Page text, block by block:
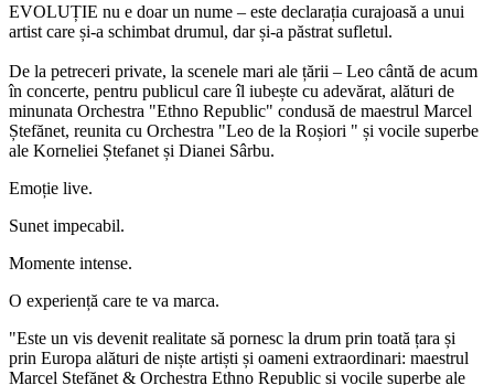
EVOLUȚIE nu e doar un nume – este declarația curajoasă a unui
artist care și-a schimbat drumul, dar și-a păstrat sufletul.
De la petreceri private, la scenele mari ale țării – Leo cântă de acum
în concerte, pentru publicul care îl iubește cu adevărat, alături de
minunata Orchestra "Ethno Republic" condusă de maestrul Marcel
Ștefănet, reunita cu Orchestra "Leo de la Roșiori " și vocile superbe
ale Korneliei Ștefanet și Dianei Sârbu.
Emoție live.
Sunet impecabil.
Momente intense.
O experiență care te va marca.
"Este un vis devenit realitate să pornesc la drum prin toată țara și
prin Europa alături de niște artiști și oameni extraordinari: maestrul
Marcel Ștefăneț & Orchestra Ethno Republic și vocile superbe ale